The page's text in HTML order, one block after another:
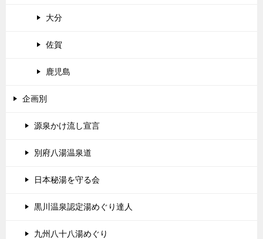
大分
佐賀
鹿児島
企画別
源泉かけ流し宣言
別府八湯温泉道
日本秘湯を守る会
黒川温泉認定湯めぐり達人
九州八十八湯めぐり